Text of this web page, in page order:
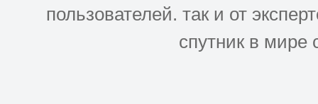
пользователей. так и от
спутник в